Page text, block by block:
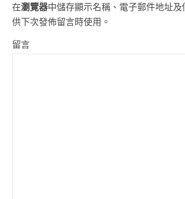
在瀏覽器中儲存顯示名稱、電子郵件地址
供下次發佈留言時使用。
留言